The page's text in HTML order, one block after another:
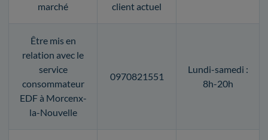
marché
client actuel
Être mis en
relation avec le
service
consommateur
EDF à Morcenx-
la-Nouvelle
0970821551
Lundi-samedi :
8h-20h